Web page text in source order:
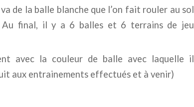
de la balle blanche que l’on fait rouler au sol
Au final, il y a 6 balles et 6 terrains de jeu
avec la couleur de balle avec laquelle il
aux entrainements effectués et à venir)